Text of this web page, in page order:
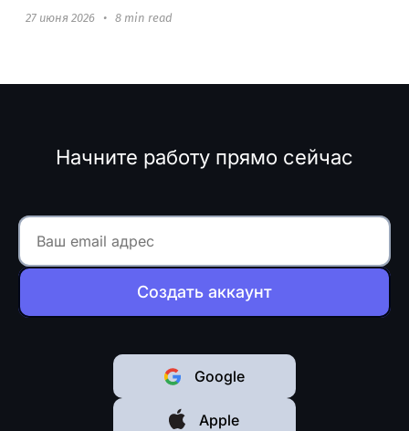
27 июня 2026 • 8 min read
Начните работу прямо сейчас
Создать аккаунт
Google
Apple